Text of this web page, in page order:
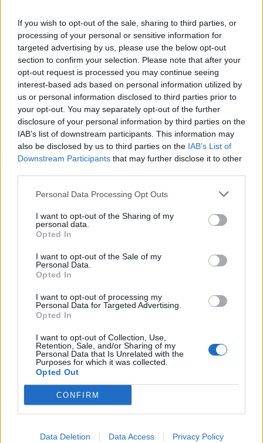
If you wish to opt-out of the sale, sharing to third parties, or
processing of your personal or sensitive information for
targeted advertising by us, please use the below opt-out
section to confirm your selection. Please note that after your
opt-out request is processed you may continue seeing
interest-based ads based on personal information utilized by
us or personal information disclosed to third parties prior to
your opt-out. You may separately opt-out of the further
disclosure of your personal information by third parties on the
IAB’s list of downstream participants. This information may
also be disclosed by us to third parties on the IAB’s List of
Downstream Participants that may further disclose it to other
Personal Data Processing Opt Outs
I want to opt-out of the Sharing of my
personal data.
Opted In
I want to opt-out of the Sale of my
Personal Data.
Opted In
I want to opt-out of processing my
Personal Data for Targeted Advertising.
Opted In
I want to opt-out of Collection, Use,
Retention, Sale, and/or Sharing of my
Personal Data that Is Unrelated with the
Purposes for which it was collected.
Opted Out
CONFIRM
Data Deletion Data Access Privacy Policy
ΤηνΤετάρτη, η κακοκαιρία θα επεκταθεί στη
δυτική, κεντρική και βόρεια Ελλάδα. Αναμένονται
βροχές και καταιγίδες, κυρίως τις μεσημεριανές
και απογευματινές ώρες. ΤηνΠέμπτη, τα
φαινόμενα θα κινηθούν νοτιότερα. Από την
Παρασκευή, η κακοκαιρία θα αρχίσει να υποχωρεί
σταδιακά προς την Κρήτη και τα Δωδεκάνησα.
Email Copy Link
Σχετικά Άρθρα